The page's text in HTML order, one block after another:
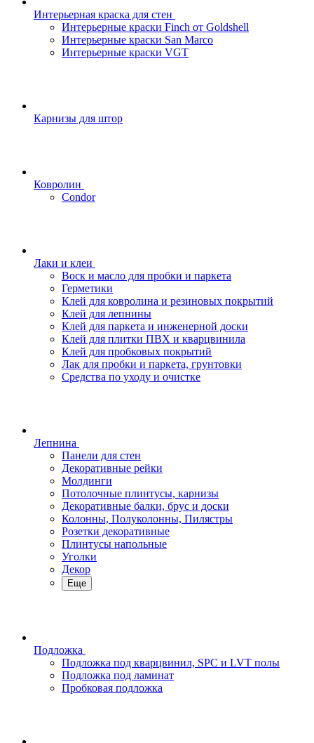
Интерьерная краска для стен
Интерьерные краски Finch от Goldshell
Интерьерные краски San Marco
Интерьерные краски VGT
Карнизы для штор
Ковролин
Condor
Лаки и клеи
Воск и масло для пробки и паркета
Герметики
Клей для ковролина и резиновых покрытий
Клей для лепнины
Клей для паркета и инженерной доски
Клей для плитки ПВХ и кварцвинила
Клей для пробковых покрытий
Лак для пробки и паркета, грунтовки
Средства по уходу и очистке
Лепнина
Панели для стен
Декоративные рейки
Молдинги
Потолочные плинтусы, карнизы
Декоративные балки, брус и доски
Колонны, Полуколонны, Пилястры
Розетки декоративные
Плинтусы напольные
Уголки
Декор
Еще
Подложка
Подложка под кварцвинил, SPC и LVT полы
Подложка под ламинат
Пробковая подложка